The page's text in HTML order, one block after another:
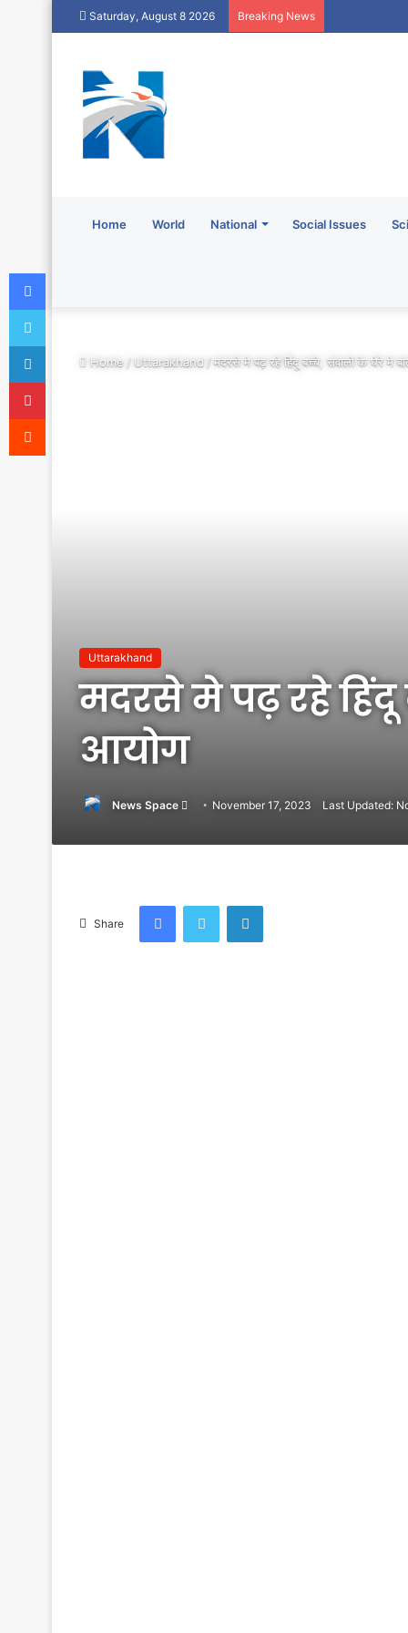
Saturday, August 8 2026 Breaking News
Home World National Social Issues
Home/Uttarakhand /मदरसे मे पढ़ रहे हिंदू बच्चे, सवालों के घेरे मे
Uttarakhand
मदरसे मे पढ़ रहे
आयोग
News Space
Send
email
November 17, 2023 Last Updated:
Share
FacebookTwitter LinkedIn
Facebook
Twitter
LinkedIn
Pinterest
Reddit